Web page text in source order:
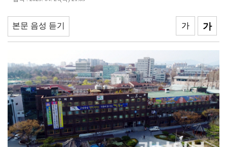
코스피, 차익실현 매물에 6300선 약세
"남도의 해수욕장서 무더위 잊고 즐겨요"
나주 상가서 화재…상가 등 8개소 피해
여자 화장실 들어가 여성 훔쳐본 10대 검거
본문 음성 듣기 가
가